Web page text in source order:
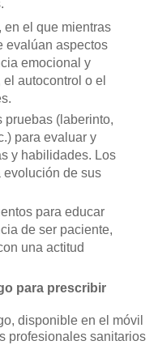
en el que mientras
evalúan aspectos
emocional y
autocontrol o el
pruebas (laberinto,
para evaluar y
y habilidades. Los
evolución de sus
para educar
de ser paciente,
una actitud
para prescribir
disponible en el móvil
profesionales sanitarios